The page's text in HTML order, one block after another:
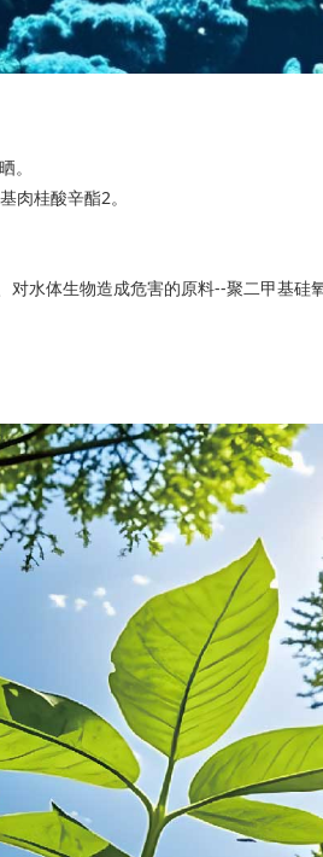
。
肉桂酸辛酯2。
水体生物造成危害的原料--聚二甲基硅